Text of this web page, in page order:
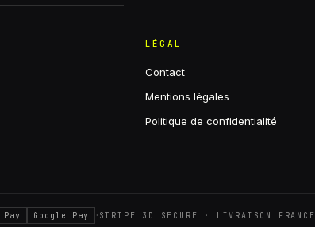
LÉGAL
Contact
Mentions légales
Politique de confidentialité
Google Pay · STRIPE 3D SECURE · LIVRAISON FRANCE